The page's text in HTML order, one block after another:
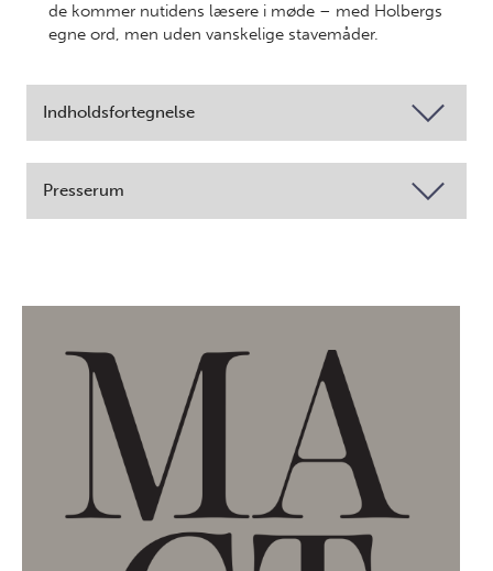
de kommer nutidens læsere i møde – med Holbergs
egne ord, men uden vanskelige stavemåder.
Indholdsfortegnelse
Presserum